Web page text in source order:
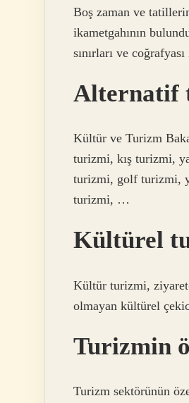
Boş zaman ve
ikametgahının
sınırları ve
Alternatif
Kültür ve Turizm
turizmi, kış turizmi,
turizmi, golf turizmi,
turizmi, …
Kültürel
Kültür turizmi,
olmayan kültürel
Turizmin
Turizm sektörünün